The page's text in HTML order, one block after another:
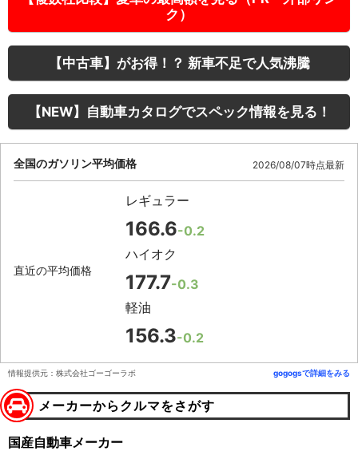
ク）
【中古車】がお得！？ 新車不足で人気沸騰
【NEW】自動車カタログでスペック情報を見る！
全国のガソリン平均価格 2026/08/07時点最新
直近の平均価格
レギュラー
166.6-0.2
ハイオク
177.7-0.3
軽油
156.3-0.2
情報提供元：株式会社ゴーゴーラボ gogogsで詳細をみる
メーカーからクルマをさがす
国産自動車メーカー